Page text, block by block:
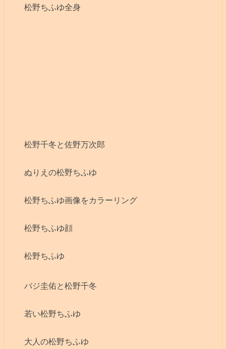
松野ちふゆ全身
松野千冬と佐野万次郎
ぬりえの松野ちふゆ
松野ちふゆ画像をカラーリング
松野ちふゆ顔
松野ちふゆ
バジ圭佑と松野千冬
若い松野ちふゆ
大人の松野ちふゆ